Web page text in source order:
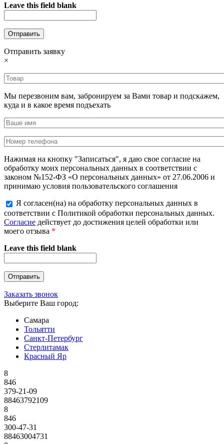
Leave this field blank
Отправить заявку
×
Мы перезвоним вам, забронируем за Вами товар и подскажем,
куда и в какое время подъехать
Нажимая на кнопку "Записаться", я даю свое согласие на
обработку моих персональных данных в соответствии с
законом №152-ФЗ «О персональных данных» от 27.06.2006 и
принимаю условия пользовательского соглашения
Я согласен(на) на обработку персональных данных в
соответствии с Политикой обработки персональных данных.
Согласие действует до достижения целей обработки или
моего отзыва *
Leave this field blank
Заказать звонок
Выберите Ваш город:
Самара
Тольятти
Санкт-Петербург
Стерлитамак
Красный Яр
8
846
379-21-09
88463792109
8
846
300-47-31
88463004731